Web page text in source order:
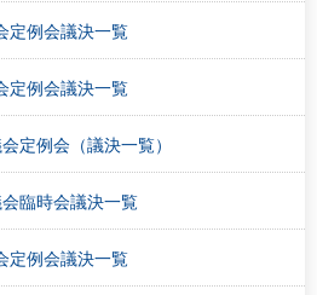
定例会議決一覧
定例会議決一覧
定例会（議決一覧）
臨時会議決一覧
定例会議決一覧